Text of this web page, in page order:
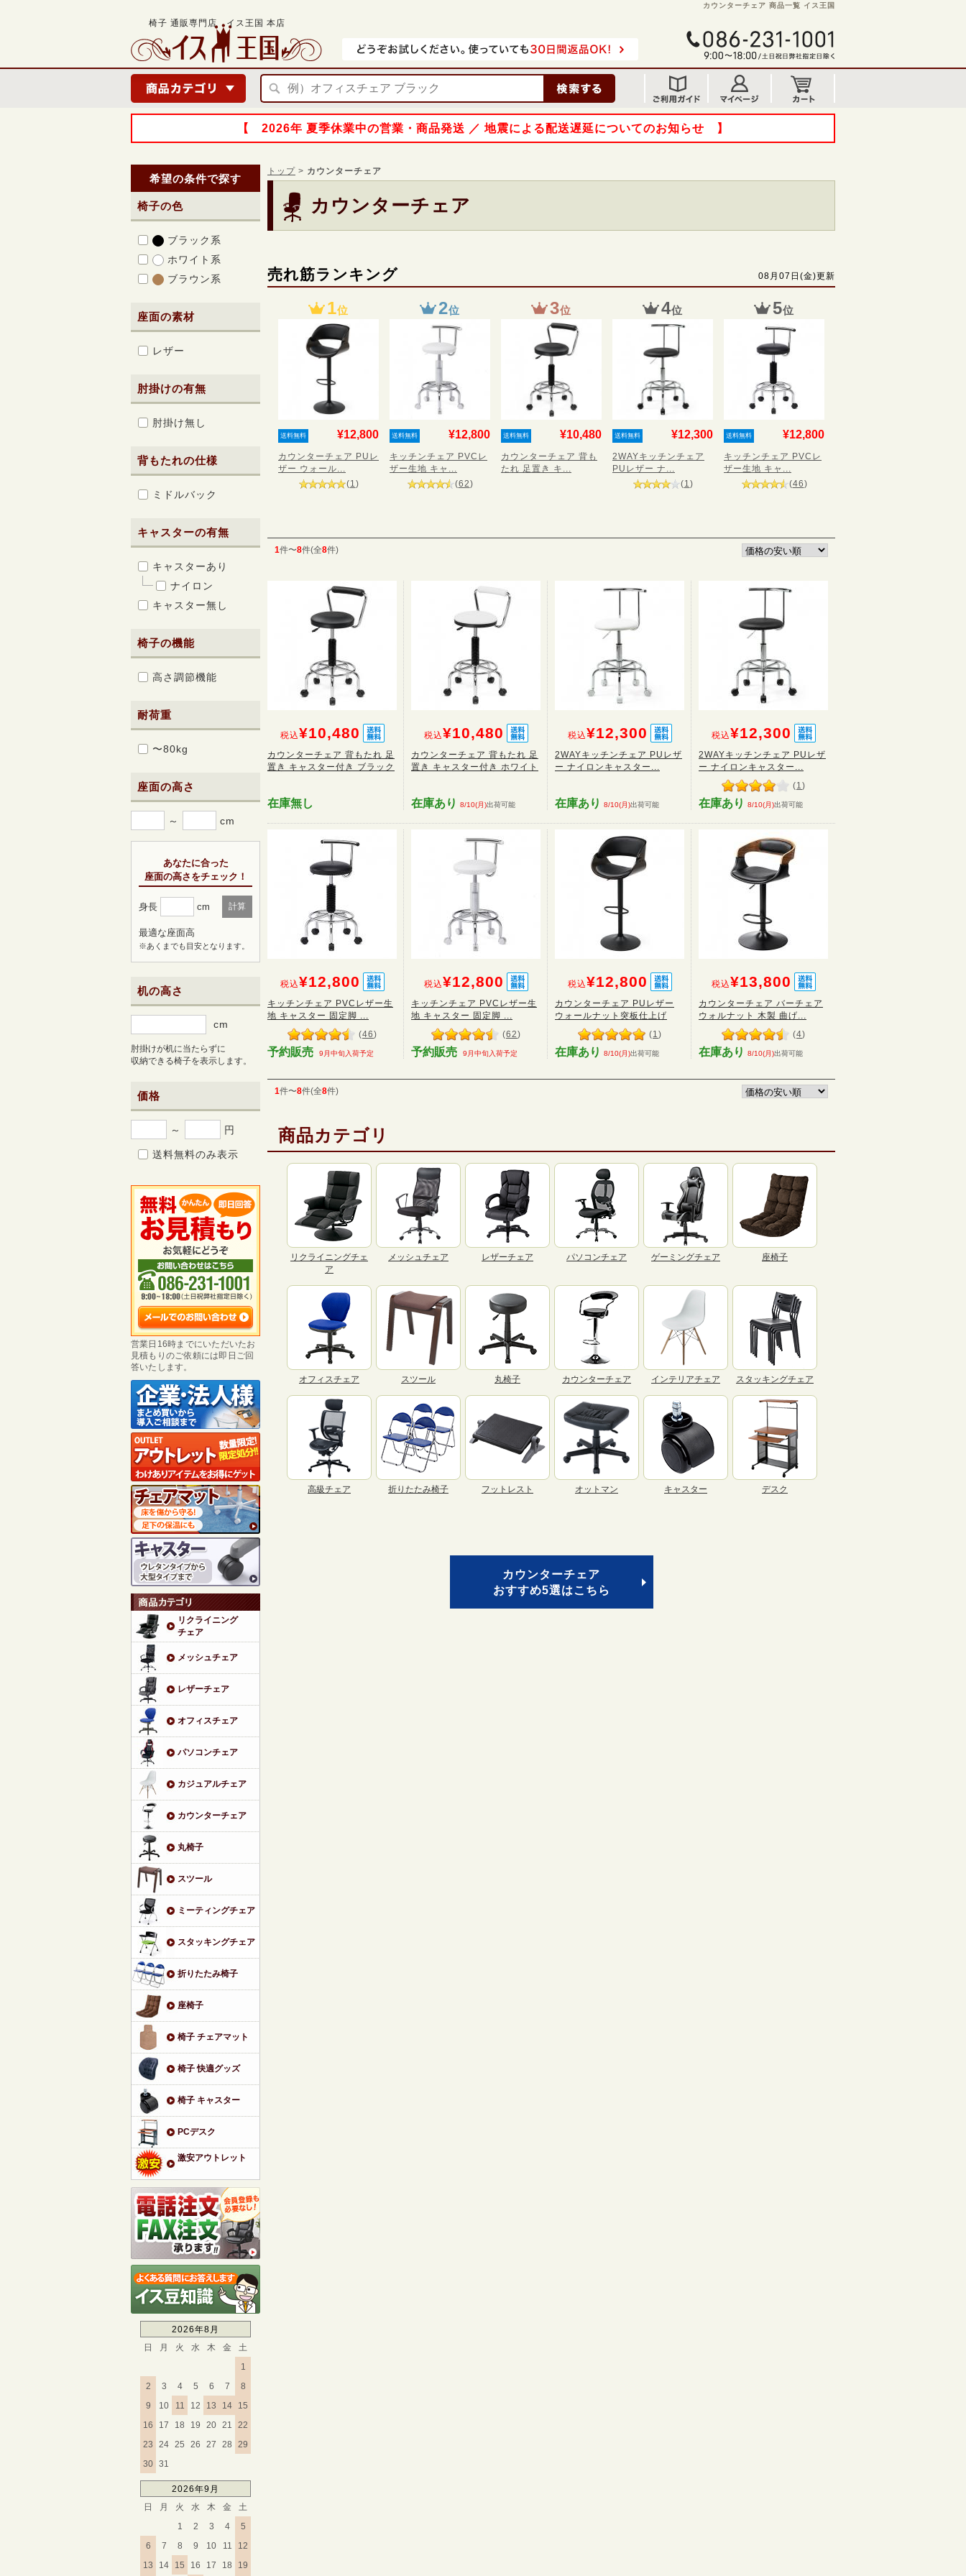
カウンターチェア 商品一覧 イス王国
椅子 通販専門店 イス王国 本店
【 2026年 夏季休業中の営業・商品発送 ／ 地震による配送遅延についてのお知らせ 】
希望の条件で探す
椅子の色
ブラック系
ホワイト系
ブラウン系
座面の素材
レザー
肘掛けの有無
肘掛け無し
背もたれの仕様
ミドルバック
キャスターの有無
キャスターあり
ナイロン
キャスター無し
椅子の機能
高さ調節機能
耐荷重
〜80kg
座面の高さ
～ cm
あなたに合った
座面の高さをチェック！
身長 cm 計算
最適な座面高
※あくまでも目安となります。
机の高さ
cm
肘掛けが机に当たらずに
収納できる椅子を表示します。
価格
～ 円
送料無料のみ表示
営業日16時までにいただいたお
見積もりのご依頼には即日ご回
答いたします。
リクライニング
チェア
メッシュチェア
レザーチェア
オフィスチェア
パソコンチェア
カジュアルチェア
カウンターチェア
丸椅子
スツール
ミーティングチェア
スタッキングチェア
折りたたみ椅子
座椅子
椅子 チェアマット
椅子 快適グッズ
椅子 キャスター
PCデスク
激安アウトレット
2026年8月
日
月 火 水 木 金 土
1
2 3 4 5 6 7 8
9 10 11 12 13 14 15
16 17 18 19 20 21 22
23 24 25 26 27 28 29
30 31
2026年9月
日
月 火 水 木 金 土
1 2 3 4 5
6 7 8 9 10 11 12
13 14 15 16 17 18 19
トップ > カウンターチェア
カウンターチェア
売れ筋ランキング 08月07日(金)更新
1位
送料無料 ¥12,800
カウンターチェア PUレ
ザー ウォール...
(1 )
2位
送料無料 ¥12,800
キッチンチェア PVCレ
ザー生地 キャ...
(62)
3位
送料無料 ¥10,480
カウンターチェア 背も
たれ 足置き キ...
4位
送料無料 ¥12,300
2WAYキッチンチェア
PUレザー ナ...
(1 )
5位
送料無料 ¥12,800
キッチンチェア PVCレ
ザー生地 キャ...
(46)
1件〜8件(全8件)
税込¥10,480
カウンターチェア 背もたれ 足
置き キャスター付き ブラック
在庫無し
税込¥10,480
カウンターチェア 背もたれ 足
置き キャスター付き ホワイト
在庫あり 8/10(月)出荷可能
税込¥12,300
2WAYキッチンチェア PUレザ
ー ナイロンキャスター...
在庫あり 8/10(月)出荷可能
税込¥12,300
2WAYキッチンチェア PUレザ
ー ナイロンキャスター...
(1 )
在庫あり 8/10(月)出荷可能
税込¥12,800
キッチンチェア PVCレザー生
地 キャスター 固定脚 ...
(46)
予約販売 9月中旬入荷予定
税込¥12,800
キッチンチェア PVCレザー生
地 キャスター 固定脚 ...
(62)
予約販売 9月中旬入荷予定
税込¥12,800
カウンターチェア PUレザー
ウォールナット突板仕上げ
(1 )
在庫あり 8/10(月)出荷可能
税込¥13,800
カウンターチェア バーチェア
ウォルナット 木製 曲げ...
(4)
在庫あり 8/10(月)出荷可能
1件〜8件(全8件)
商品カテゴリ
リクライニングチェ
ア
メッシュチェア レザーチェア パソコンチェア ゲーミングチェア 座椅子
オフィスチェア スツール 丸椅子 カウンターチェア インテリアチェア スタッキングチェア
高級チェア 折りたたみ椅子 フットレスト オットマン キャスター デスク
カウンターチェア
おすすめ5選はこちら